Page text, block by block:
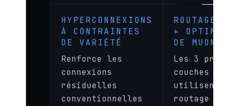
HYPERCONNEXIONS
À CONTRAINTES
DE VARIÉTÉ
Renforce les
connexions
résiduelles
conventionnelles
ROUTAGE
+
DE MUONS
Les 3
couches
utilisent
routage